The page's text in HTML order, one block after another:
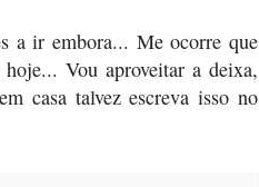
a ir embora... Me ocorre que
Vou aproveitar a deixa,
casa talvez escreva isso no